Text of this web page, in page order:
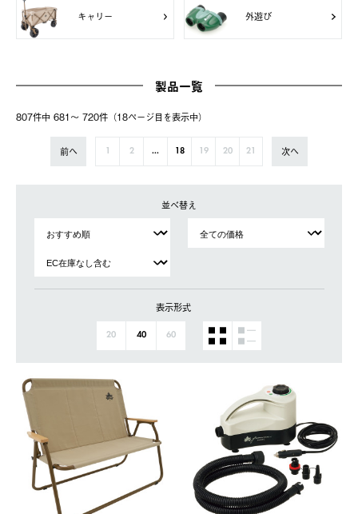
キャリー 外遊び
製品一覧
807件中 681〜 720件（18ページ⽬を表⽰中）
前へ 2 ... 18 19 20 21 次へ
並べ替え
表示形式
20 40 60